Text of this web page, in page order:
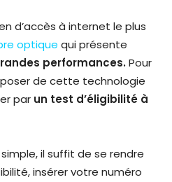
d’accès à internet le plus
optique qui présente
performances.Pour
de cette technologie
par un test d’éligibilité à
il suffit de se rendre
insérer votre numéro